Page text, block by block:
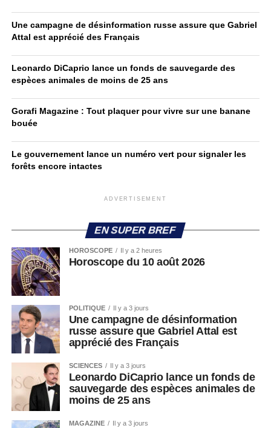
Une campagne de désinformation russe assure que Gabriel
Attal est apprécié des Français
Leonardo DiCaprio lance un fonds de sauvegarde des
espèces animales de moins de 25 ans
Gorafi Magazine : Tout plaquer pour vivre sur une banane
bouée
Le gouvernement lance un numéro vert pour signaler les
forêts encore intactes
ADVERTISEMENT
EN SUPER BREF
HOROSCOPE Il y a 2 heures
Horoscope du 10 août 2026
POLITIQUE Il y a 3 jours
Une campagne de désinformation
russe assure que Gabriel Attal est
apprécié des Français
SCIENCES Il y a 3 jours
Leonardo DiCaprio lance un fonds de
sauvegarde des espèces animales de
moins de 25 ans
MAGAZINE Il y a 3 jours